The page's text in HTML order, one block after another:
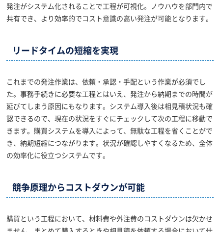
発注がシステム化されることで工程が可視化。ノウハウを部門内で
共有でき、より効率的でコスト意識の高い発注が可能となります。
リードタイムの短縮を実現
これまでの発注作業は、依頼・承認・手配という作業が必須でし
た。事務手続きに必要な工程とはいえ、発注から納期までの時間が
延びてしまう原因にもなります。システム導入後は相見積状況も確
認できるので、現在の状況をすぐにチェックして次の工程に移動で
きます。購買システムを導入によって、無駄な工程を省くことがで
き、納期短縮につながります。状況が確認しやすくなるため、全体
の効率化に役立つシステムです。
競争原理からコストダウンが可能
購買という工程において、材料費や外注費のコストダウンは欠かせ